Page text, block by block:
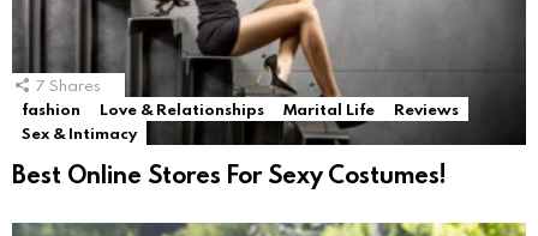
7 Shares
fashion
Love & Relationships Marital Life
Reviews
Sex & Intimacy
Best Online Stores For Sexy Costumes!